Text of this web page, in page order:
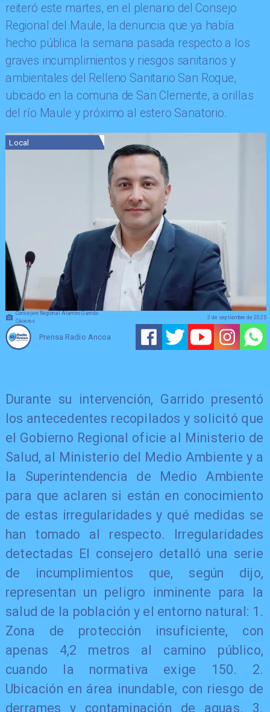
reiteró este martes, en el plenario del Consejo
Regional del Maule, la denuncia que ya había
hecho pública la semana pasada respecto a los
graves incumplimientos y riesgos sanitarios y
ambientales del Relleno Sanitario San Roque,
ubicado en la comuna de San Clemente, a orillas
del río Maule y próximo al estero Sanatorio.
Consejero Regional Alamiro Garrido
Cáceres
Local
Prensa Radio Ancoa
3 de septiembre de 2025
​Durante su intervención, Garrido presentó
los antecedentes recopilados y solicitó que
el Gobierno Regional oficie al Ministerio de
Salud, al Ministerio del Medio Ambiente y a
la Superintendencia de Medio Ambiente
para que aclaren si están en conocimiento
de estas irregularidades y qué medidas se
han tomado al respecto. Irregularidades
detectadas El consejero detalló una serie
de incumplimientos que, según dijo,
representan un peligro inminente para la
salud de la población y el entorno natural: 1.
Zona de protección insuficiente, con
apenas 4,2 metros al camino público,
cuando la normativa exige 150. 2.
Ubicación en área inundable, con riesgo de
derrames y contaminación de aguas. 3.